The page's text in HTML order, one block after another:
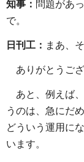
知事： 問題があ
で。
日刊工： まあ、
ありがとうござ
あと、例えば
うのは、急にだ
どういう運用に
います。